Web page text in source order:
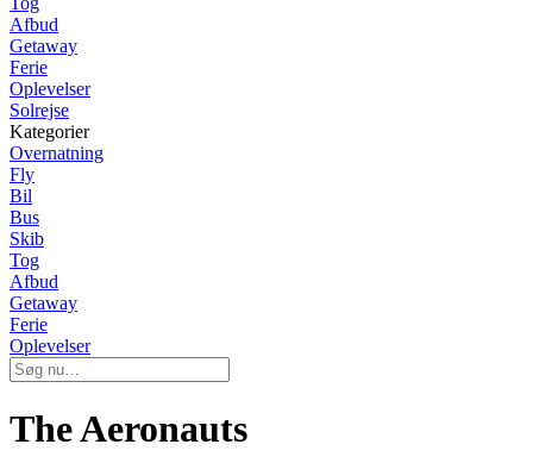
Afbud
Getaway
Ferie
Oplevelser
Solrejse
Kategorier
Overnatning
Fly
Bil
Bus
Skib
Tog
Afbud
Getaway
Ferie
Oplevelser
The Aeronauts